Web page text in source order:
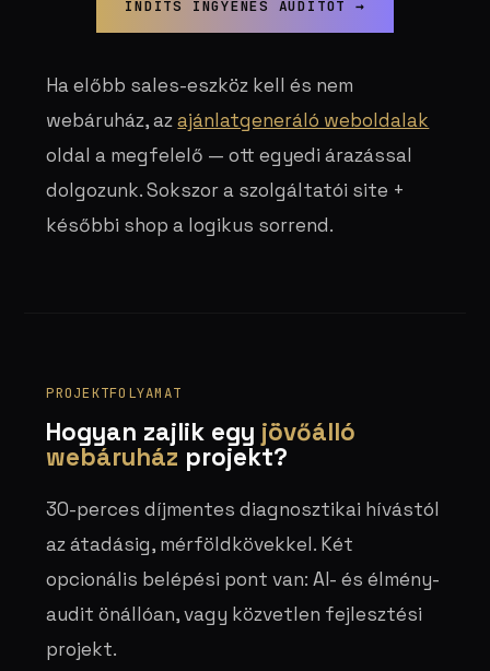
INDÍTS INGYENES AUDITOT →
Ha előbb sales-eszköz kell és nem
webáruház, azajánlatgeneráló weboldalak
oldal a megfelelő — ott egyedi árazással
dolgozunk. Sokszor a szolgáltatói site +
későbbi shop a logikus sorrend.
PROJEKTFOLYAMAT
Hogyan zajlik egy jövőálló
webáruház projekt?
30-perces díjmentes diagnosztikai hívástól
az átadásig, mérföldkövekkel. Két
opcionális belépési pont van: AI- és élmény-
audit önállóan, vagy közvetlen fejlesztési
projekt.